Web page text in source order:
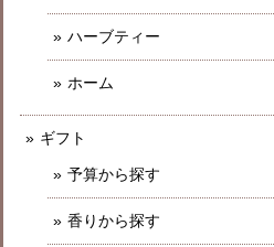
ハーブティー
ホーム
ギフト
予算から探す
香りから探す